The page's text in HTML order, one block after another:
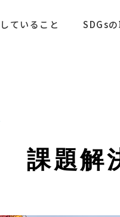
ていること SDGs
課題解